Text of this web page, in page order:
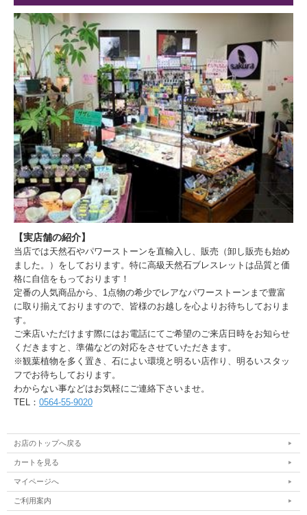
【実店舗の紹介】
当店では天然石やパワーストーンを直輸入し、販売（卸し販売も始め
ました。）をしております。特に高級天然石ブレスレットは品質と価
格に自信をもっております！
定番の人気商品から、1点物の希少でレアなパワーストーンまで豊富
に取り揃えておりますので、皆様のお越しを心よりお待ちしておりま
す。
ご来店いただけます際にはお電話にてご希望のご来店日時をお知らせ
くだきますと、準備などの対応をさせていただきます。
※観葉植物を多く置き、石によい環境と明るい店作り、明るいスタッ
フでお待ちしております。
わからない事などはお気軽にご連絡下さいませ。
TEL： 0564-55-9020
お店のトップへ戻る
カートを見る
マイページへ
ご利用案内